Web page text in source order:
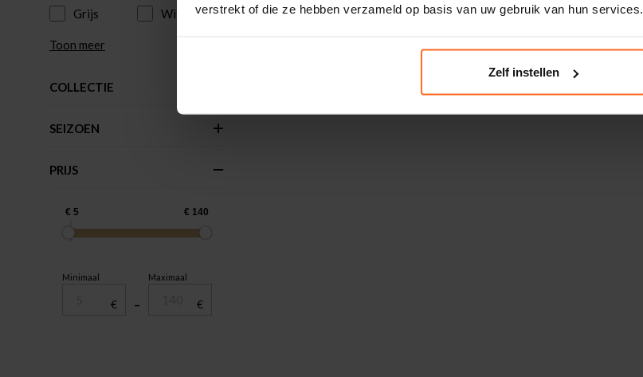
verstrekt of die ze hebben verzameld op basis van uw gebruik van hun services.
Zelf instellen
Grijs
Wit
Toon meer
COLLECTIE
SEIZOEN
PRIJS
Minimaal
€ –
Maximaal
€